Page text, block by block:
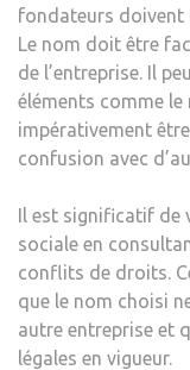
fondateurs doivent
Le nom doit être
de l’entreprise. Il
éléments comme
impérativement
confusion avec
Il est significatif de
sociale en
conflits de droits.
que le nom choisi
autre entreprise et
légales en vigueur.